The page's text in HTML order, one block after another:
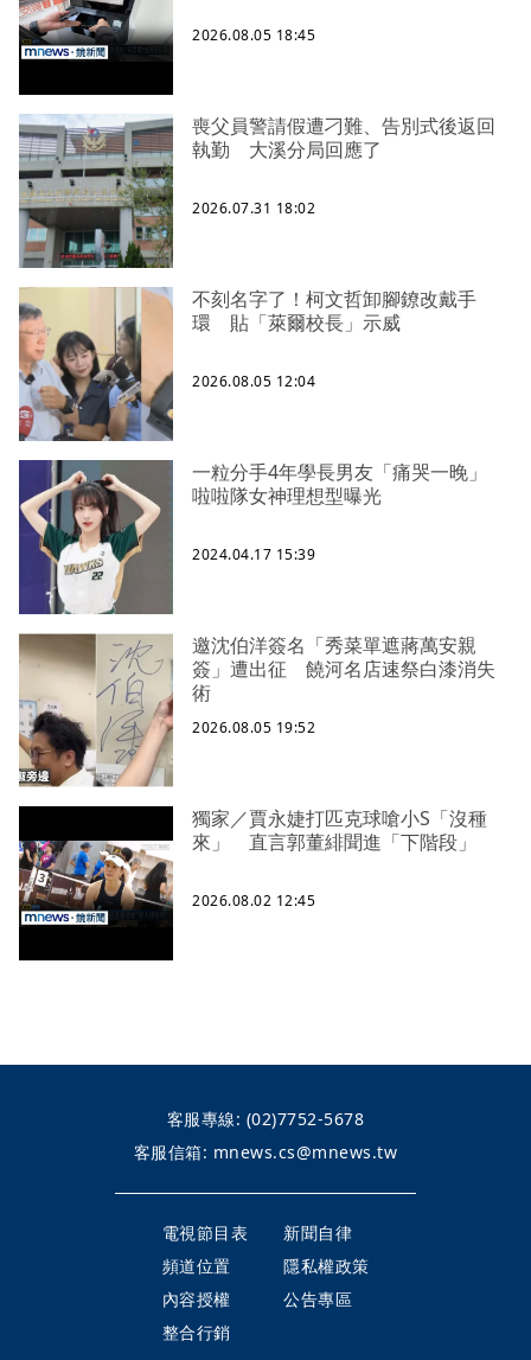
2026.08.05 18:45
喪父員警請假遭刁難、告別式後返回
執勤 大溪分局回應了
2026.07.31 18:02
不刻名字了！柯文哲卸腳鐐改戴手
環 貼「萊爾校長」示威
2026.08.05 12:04
一粒分手4年學長男友「痛哭一晚」
啦啦隊女神理想型曝光
2024.04.17 15:39
邀沈伯洋簽名「秀菜單遮蔣萬安親
簽」遭出征 饒河名店速祭白漆消失
術
2026.08.05 19:52
獨家／賈永婕打匹克球嗆小S「沒種
來」 直言郭董緋聞進「下階段」
2026.08.02 12:45
客服專線: (02)7752-5678
客服信箱: mnews.cs@mnews.tw
電視節目表
新聞自律
頻道位置
隱私權政策
內容授權
公告專區
整合行銷